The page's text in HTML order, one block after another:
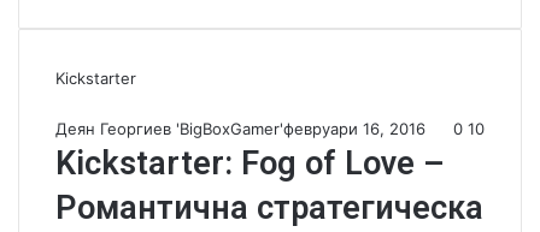
Kickstarter
Деян Георгиев 'BigBoxGamer'февруари 16, 2016 0 10
Kickstarter: Fog of Love –
Романтична стратегическа